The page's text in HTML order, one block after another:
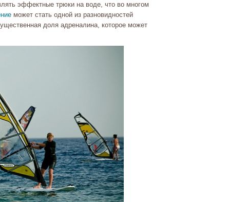
эффектные трюки на воде, что во многом
может стать одной из разновидностей
доля адреналина, которое может